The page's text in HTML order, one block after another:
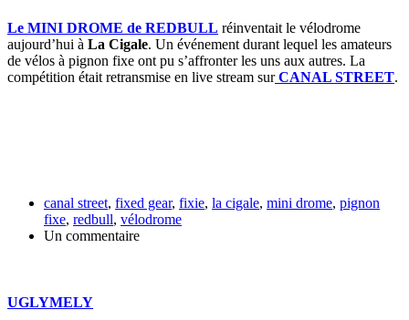
Le MINI DROME de REDBULL réinventait le vélodrome
aujourd’hui à La Cigale. Un événement durant lequel les amateurs
de vélos à pignon fixe ont pu s’affronter les uns aux autres. La
compétition était retransmise en live stream surCANAL STREET.
canal street, fixed gear, fixie, la cigale, mini drome, pignon
fixe, redbull, vélodrome
Un commentaire
UGLYMELY